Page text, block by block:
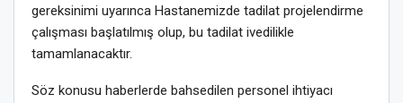
gereksinimi uyarınca Hastanemizde tadilat projelendirme
çalışması başlatılmış olup, bu tadilat ivedilikle
tamamlanacaktır.
Söz konusu haberlerde bahsedilen personel ihtiyacı